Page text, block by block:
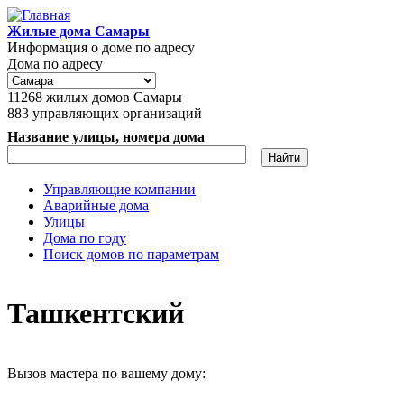
Перейти к основному содержанию
Жилые дома Самары
Информация о доме по адресу
Дома по адресу
11268 жилых домов Самары
883 управляющих организаций
Название улицы, номера дома
Главное меню
Управляющие компании
Аварийные дома
Улицы
Дома по году
Поиск домов по параметрам
Ташкентский
Вызов мастера по вашему дому: